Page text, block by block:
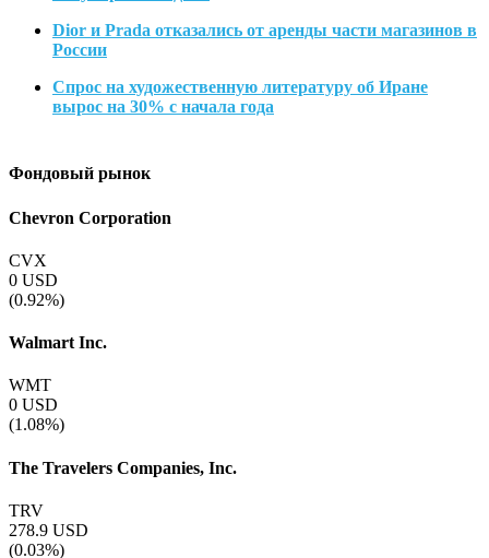
Dior и Prada отказались от аренды части магазинов в
России
Спрос на художественную литературу об Иране
вырос на 30% с начала года
Фондовый рынок
Chevron Corporation
CVX
0 USD
(0.92%)
Walmart Inc.
WMT
0 USD
(1.08%)
The Travelers Companies, Inc.
TRV
278.9 USD
(0.03%)